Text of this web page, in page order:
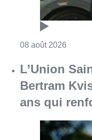
08 août 2026
L’Union
Bertram
ans qui